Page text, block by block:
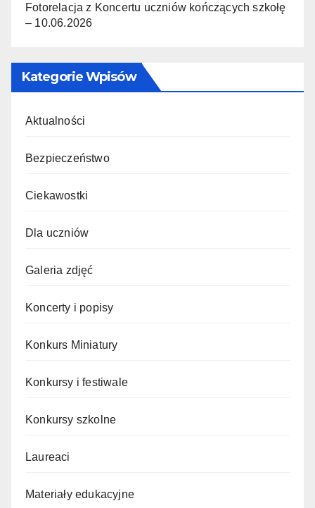
Fotorelacja z Koncertu uczniów kończących szkołę
– 10.06.2026
Kategorie Wpisów
Aktualności
Bezpieczeństwo
Ciekawostki
Dla uczniów
Galeria zdjęć
Koncerty i popisy
Konkurs Miniatury
Konkursy i festiwale
Konkursy szkolne
Laureaci
Materiały edukacyjne